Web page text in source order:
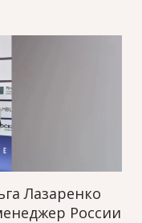
Лазаренко
России